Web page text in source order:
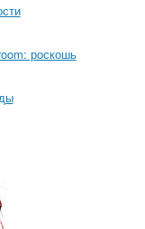
роскошь